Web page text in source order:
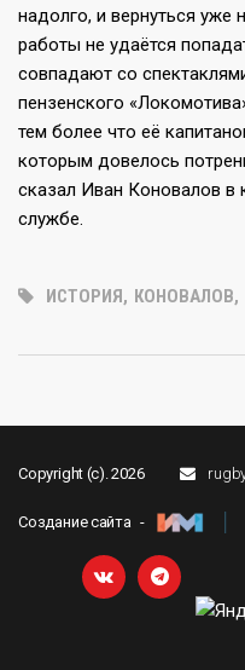
надолго, и вернуться уже
работы не удаётся
совпадают со
пензенского
тем более что её
которым довелось
сказал Иван Коновалов в
службе.
ИСТОРИЯ, КОНОВАЛОВ,
Copyright (c). 2026
Создание сайта -